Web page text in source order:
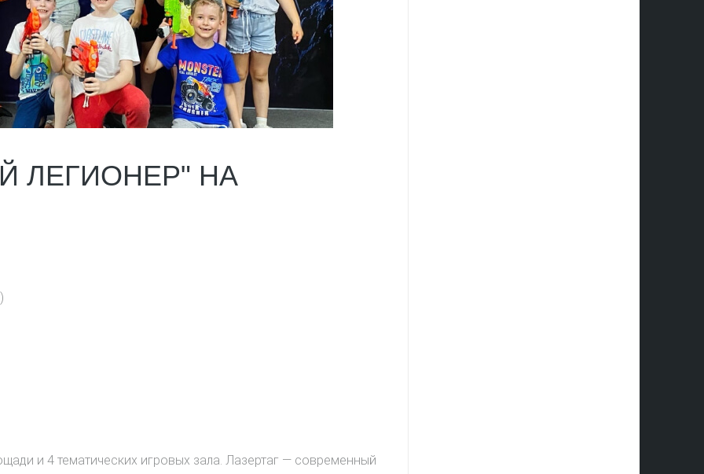
ЛЕГИОНЕР" НА
и 4 тематических игровых зала. Лазертаг — современный